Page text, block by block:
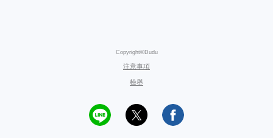
Copyright©Dudu
注意事項
檢舉